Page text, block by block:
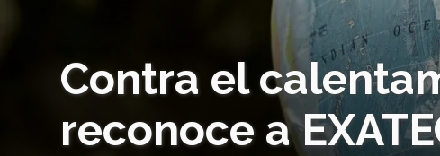
Contra el
reconoce a